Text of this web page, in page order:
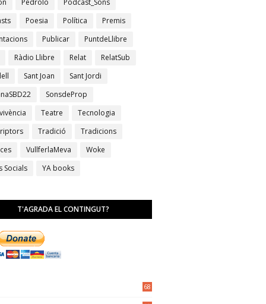
Pedrolo
Podcast_Sons
Poesia Política
Premis
Publicar
PuntdeLlibre
Ràdio Llibre Relat
RelatSub
Sant Joan
Sant Jordi
SonsdeProp
Teatre
Tecnologia
Tradició
Tradicions
VullferlaMeva
Woke
Socials
YA books
T'AGRADA EL CONTINGUT?
68